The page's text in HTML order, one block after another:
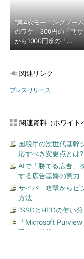
“第4次モーニングブー
のワケ 300円の「朝サ
から1000円超の「...
関連リンク
プレスリリース
関連資料（ホワイト
国税庁の次世代基幹
応すべき変更点とは?
AIで「勝てる広告」
する広告基盤の実力
サイバー攻撃からビ
方法
“SSDとHDDの使い
「Microsoft
現する仕組みとは